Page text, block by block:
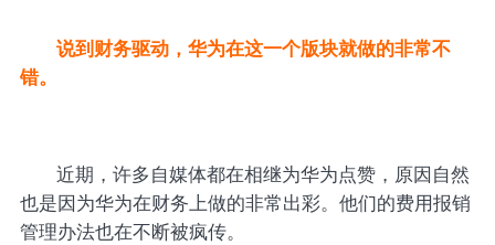
说到财务驱动，华为在这一个版块就做的非常不
错。
近期，许多自媒体都在相继为华为点赞，原因自然
也是因为华为在财务上做的非常出彩。他们的费用报销
管理办法也在不断被疯传。